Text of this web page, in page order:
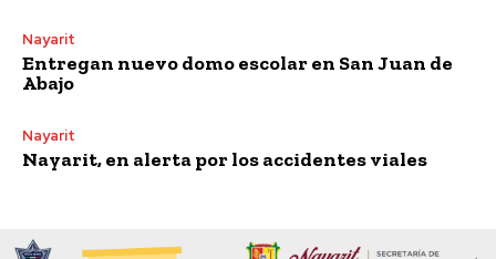
Nayarit
Entregan nuevo domo escolar en San Juan de
Abajo
Nayarit
Nayarit, en alerta por los accidentes viales